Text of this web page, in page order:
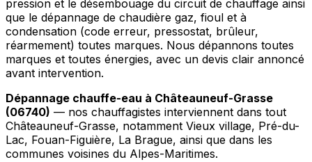
pression et le désembouage du circuit de chauffage ainsi
que le dépannage de chaudière gaz, fioul et à
condensation (code erreur, pressostat, brûleur,
réarmement) toutes marques. Nous dépannons toutes
marques et toutes énergies, avec un devis clair annoncé
avant intervention.
Dépannage chauffe-eau à Châteauneuf-Grasse
(06740) — nos chauffagistes interviennent dans tout
Châteauneuf-Grasse, notamment Vieux village, Pré-du-
Lac, Fouan-Figuière, La Brague, ainsi que dans les
communes voisines du Alpes-Maritimes.